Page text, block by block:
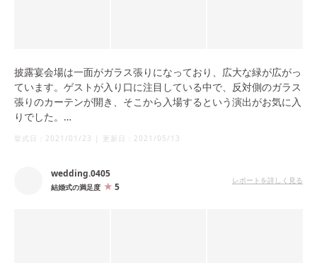
披露宴会場は一面がガラス張りになっており、広大な緑が広がっ
ています。ゲストが入り口に注目している中で、反対側のガラス
張りのカーテンが開き、そこから入場するという演出がお気に入
りでした。
晴れの日はもちろん外に出ることもできますし、雨の日でも屋根
も楽しむことができました。
挙式日： 2021/01/23 | 更新日： 2021/05/13
wedding.0405
結婚式の満足度 5
レポートを詳しく見る